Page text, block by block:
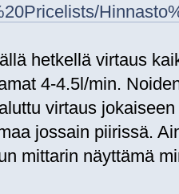
hetkellä virtaus
4-4.5l/min.
virtaus
jossain piirissä.
mittarin näyttämä